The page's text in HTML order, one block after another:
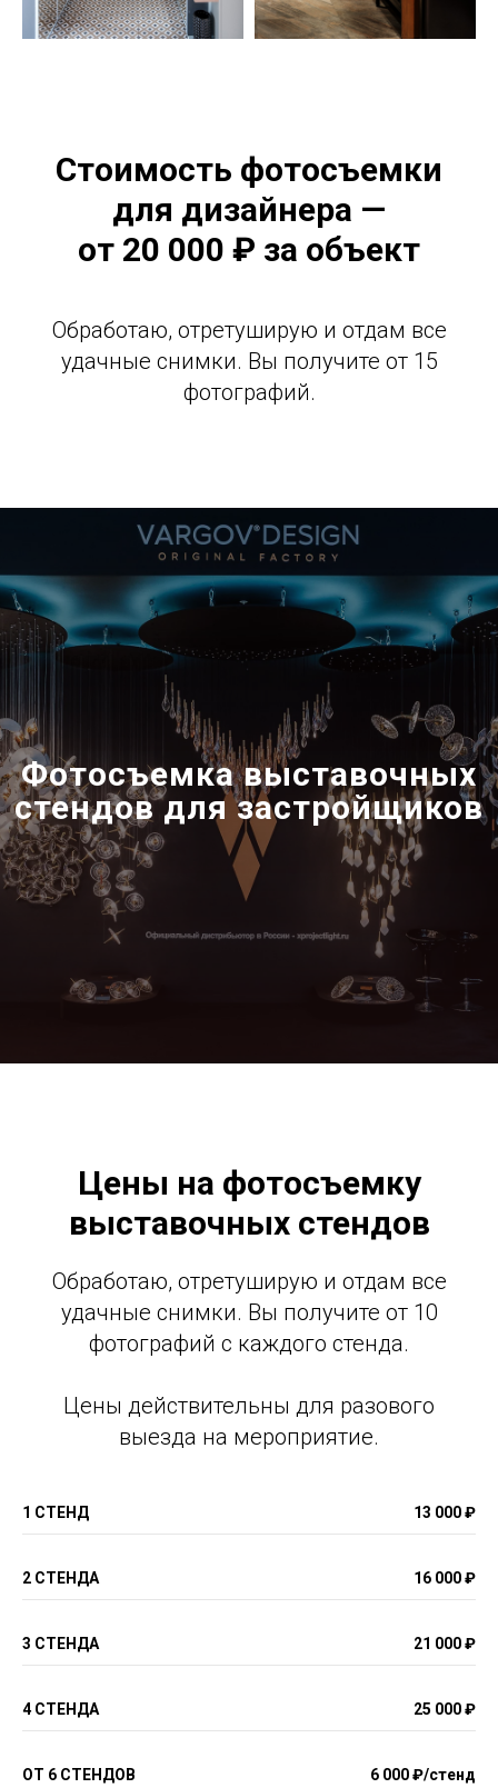
Стоимость фотосъемки
для дизайнера —
от 20 000 ₽ за объект
Обработаю, отретуширую и отдам все
удачные снимки. Вы получите от 15
фотографий.
Фотосъемка выставочных
стендов для застройщиков
Цены на фотосъемку
выставочных стендов
Обработаю, отретуширую и отдам все
удачные снимки. Вы получите от 10
фотографий с каждого стенда.
Цены действительны для разового
выезда на мероприятие.
1 СТЕНД 13 000 ₽
2 СТЕНДА 16 000 ₽
3 СТЕНДА 21 000 ₽
4 СТЕНДА 25 000 ₽
ОТ 6 СТЕНДОВ 6 000 ₽/стенд